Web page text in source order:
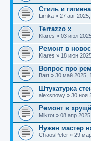
Стиль и гигиена
Limka » 27 авг
Terrazzo x
Klares » 03 июл
Ремонт в
Klares » 18 июн
Вопрос про
Bart » 30 май 2025,
Штукатурка
alexsnowy » 30 ноя
Ремонт в
Mikrot » 08 апр
Нужен мастер
ChaosPeter » 29